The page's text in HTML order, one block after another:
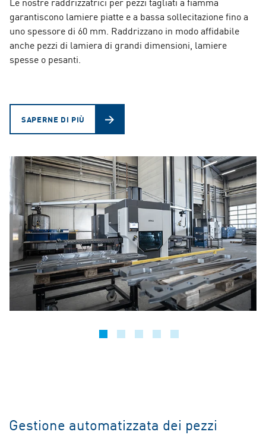
garantiscono lamiere piatte e a bassa sollecitazione fino a
uno spessore di 60 mm. Raddrizzano in modo affidabile
anche pezzi di lamiera di grandi dimensioni, lamiere
spesse o pesanti.
SAPERNE DI PIÙ
Gestione automatizzata dei pezzi